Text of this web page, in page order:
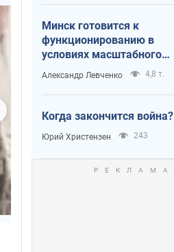
Минск готовится к
функционированию в
условиях масштабного
военного кризиса
Александр Левченко 4,8 т.
Когда закончится война?
Юрий Христензен 243